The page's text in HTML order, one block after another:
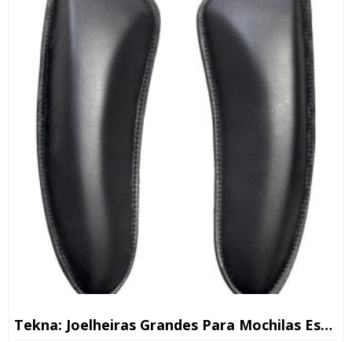
Tekna: Joelheiras Grandes Para Mochilas Escolares